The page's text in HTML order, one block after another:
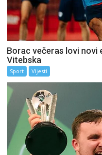
Borac večeras lovi novi
Vitebska
Sport Vijesti